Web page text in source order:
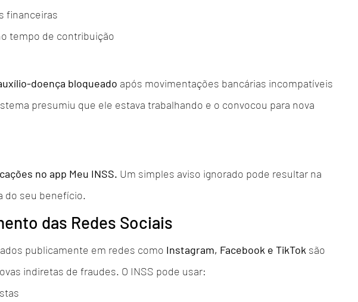
financeiras
tempo de contribuição
doença bloqueado após movimentações bancárias incompatíveis
presumiu que ele estava trabalhando e o convocou para nova
no app Meu INSS. Um simples aviso ignorado pode resultar na
do seu benefício.
das Redes Sociais
publicamente em redes como Instagram, Facebook e TikTok são
indiretas de fraudes. O INSS pode usar: